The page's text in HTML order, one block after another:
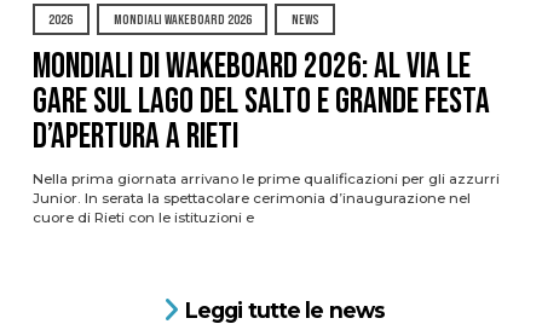
2026 MONDIALI WAKEBOARD 2026 NEWS
Mondiali di Wakeboard 2026: al via le
gare sul Lago del Salto e grande festa
d’apertura a Rieti
Nella prima giornata arrivano le prime qualificazioni per gli azzurri
Junior. In serata la spettacolare cerimonia d’inaugurazione nel
cuore di Rieti con le istituzioni e
Leggi tutte le news